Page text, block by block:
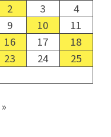
2 3
4
9 10
11
16 17
18
23 24
25